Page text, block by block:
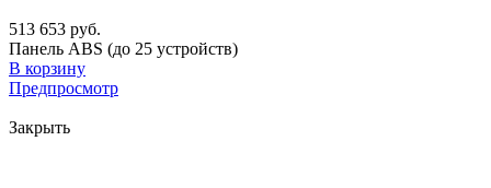
513 653 руб.
Панель ABS (до 25 устройств)
В корзину
Предпросмотр
Закрыть